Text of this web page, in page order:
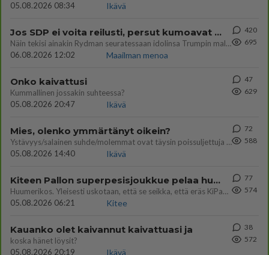
05.08.2026 08:34
Ikävä
Jos SDP ei voita reilusti, persut kumoavat demokratian Suomesta
Näin tekisi ainakin Rydman seuratessaan idolinsa Trumpin mallia https://www.is.fi/politiikka/art-2000012187244.html
06.08.2026 12:02
Maailman menoa
420
695
Onko kaivattusi
Kummallinen jossakin suhteessa?
05.08.2026 20:47
Ikävä
47
629
Mies, olenko ymmärtänyt oikein?
Ystävyys/salainen suhde/molemmat ovat täysin poissuljettuja asioita? Nainen
05.08.2026 14:40
Ikävä
72
588
Kiteen Pallon superpesisjoukkue pelaa huumeiden vaikutuksen alaisena
Huumerikos. Yleisesti uskotaan, että se seikka, että eräs KiPan pelaaja kärähtää huumeista, on vain jäävuoren huippu. M
05.08.2026 06:21
Kitee
77
574
Kauanko olet kaivannut kaivattuasi ja
koska hänet löysit?
05.08.2026 20:19
Ikävä
38
572